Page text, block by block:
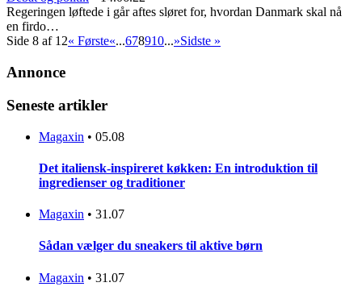
Regeringen løftede i går aftes sløret for, hvordan Danmark skal nå
en firdo…
Side 8 af 12« Første«...678910...»Sidste »
Annonce
Seneste artikler
Magaxin • 05.08
Det italiensk-inspireret køkken: En introduktion til
ingredienser og traditioner
Magaxin • 31.07
Sådan vælger du sneakers til aktive børn
Magaxin • 31.07